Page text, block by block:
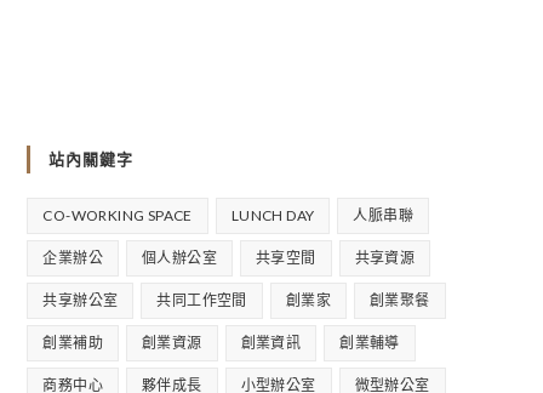
站內關鍵字
CO-WORKING SPACE LUNCH DAY 人脈串聯
企業辦公 個人辦公室 共享空間 共享資源
共享辦公室 共同工作空間 創業家 創業聚餐
創業補助 創業資源 創業資訊 創業輔導
商務中心 夥伴成長 小型辦公室 微型辦公室